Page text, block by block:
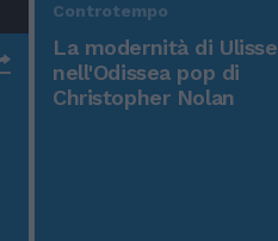
Controtempo
La modernità di Ulisse
nell'Odissea pop di
Christopher Nolan